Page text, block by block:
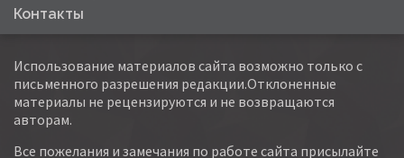
Контакты
Использование материалов сайта возможно только с
письменного разрешения редакции.Отклоненные
материалы не рецензируются и не возвращаются
авторам.
Все пожелания и замечания по работе сайта присылайте